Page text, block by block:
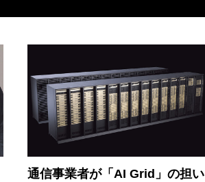
通信事業者が「AI Grid」の担い